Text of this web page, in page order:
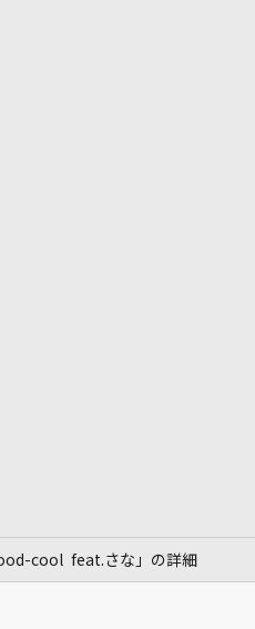
cool feat.さな」の詳細